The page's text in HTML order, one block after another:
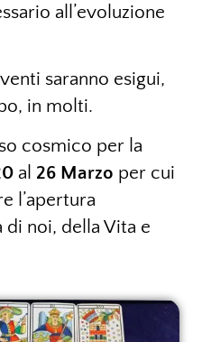
all’evoluzione
saranno esigui,
in molti.
cosmico per la
al 26 Marzo per cui
l’apertura
di noi, della Vita e